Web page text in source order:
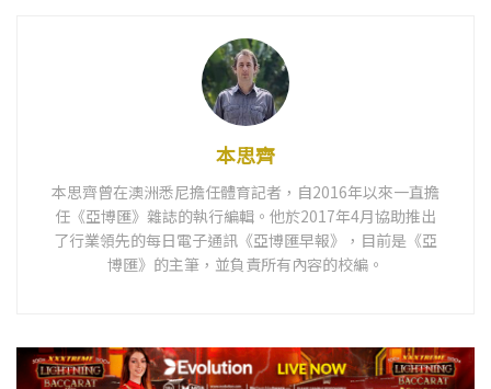
本思齊
本思齊曾在澳洲悉尼擔任體育記者，自2016年以來一直擔
任《亞博匯》雜誌的執行編輯。他於2017年4月協助推出
了行業領先的每日電子通訊《亞博匯早報》，目前是《亞
博匯》的主筆，並負責所有內容的校編。